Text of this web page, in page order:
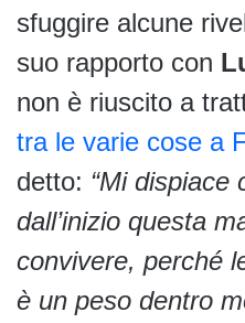
sfuggire alcune
suo rapporto con
non è riuscito a
tra le varie cose a
detto: “Mi dispiace
dall’inizio questa
convivere, perché
è un peso dentro